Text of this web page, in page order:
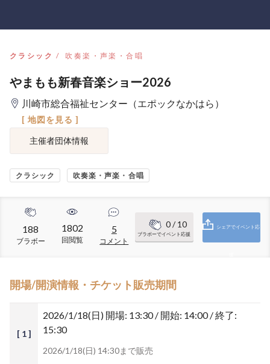
クラシック 吹奏楽・声楽・合唱
やまもも新春音楽ショー2026
川崎市総合福祉センター（エポックなかはら）
[ 地図を見る ]
主催者団体情報
クラシック 吹奏楽・声楽・合唱
188
ブラボー
1802
回閲覧
5
コメント
0/ 10
ブラボーでイベント応援
シェアでイベント応
開場/開演情報・チケット販売期間
[ 1 ]
2026/1/18(日) 開場: 13:30 / 開始: 14:00 / 終了:
15:30
2026/1/18(日) 14:30まで販売